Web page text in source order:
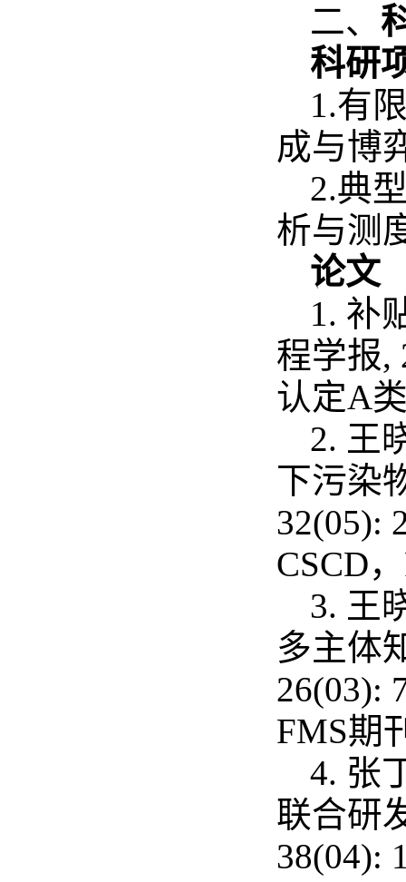
二、
科研
1.有
成与博
2.典
析与测
论文
1. 补
程学报,
认定A
2. 王
下污染
32(05):
CSCD
3. 王
多主体
26(03):
FMS期
4. 张
联合研
38(04):